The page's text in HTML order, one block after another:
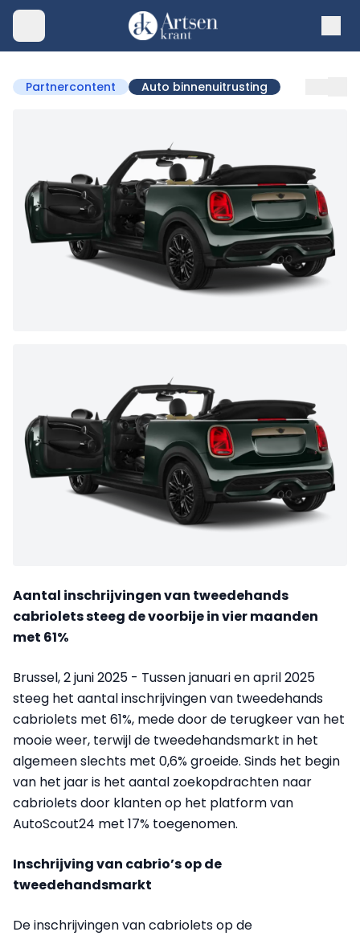
Partnercontent Auto binnenuitrusting
Aantal inschrijvingen van tweedehands
cabriolets steeg de voorbije in vier maanden
met 61%
Brussel, 2 juni 2025 - Tussen januari en april 2025
steeg het aantal inschrijvingen van tweedehands
cabriolets met 61%, mede door de terugkeer van het
mooie weer, terwijl de tweedehandsmarkt in het
algemeen slechts met 0,6% groeide. Sinds het begin
van het jaar is het aantal zoekopdrachten naar
cabriolets door klanten op het platform van
AutoScout24 met 17% toegenomen.
Inschrijving van cabrio’s op de
tweedehandsmarkt
De inschrijvingen van cabriolets op de